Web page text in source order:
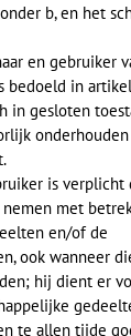
b, en het
en gebruiker
bedoeld in
in gesloten
is verplicht
met
en/of de
ook wanneer
hij dient er
te allen tijde